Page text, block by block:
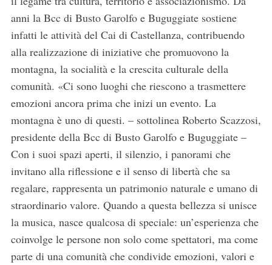
anni la Bcc di Busto Garolfo e Buguggiate sostiene
infatti le attività del Cai di Castellanza, contribuendo
alla realizzazione di iniziative che promuovono la
montagna, la socialità e la crescita culturale della
comunità. «Ci sono luoghi che riescono a trasmettere
emozioni ancora prima che inizi un evento. La
montagna è uno di questi. – sottolinea Roberto Scazzosi,
presidente della Bcc di Busto Garolfo e Buguggiate –
Con i suoi spazi aperti, il silenzio, i panorami che
invitano alla riflessione e il senso di libertà che sa
regalare, rappresenta un patrimonio naturale e umano di
straordinario valore. Quando a questa bellezza si unisce
la musica, nasce qualcosa di speciale: un’esperienza che
coinvolge le persone non solo come spettatori, ma come
parte di una comunità che condivide emozioni, valori e